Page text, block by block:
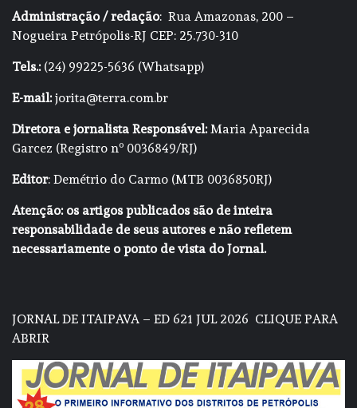
Administração / redação: Rua Amazonas, 200 –
Nogueira Petrópolis-RJ CEP: 25.730-310
Tels.:(24) 99225-5636 (Whatsapp)
E-mail:jorita@terra.com.br
Diretora e jornalista Responsável:Maria Aparecida
Garcez (Registro nº 0036849/RJ)
Editor: Demétrio do Carmo (MTB 0036850RJ)
Atenção: os artigos publicados são de inteira
responsabilidade de seus autores e não refletem
necessariamente o ponto de vista do Jornal.
JORNAL DE ITAIPAVA – ED 621 JUL 2026 CLIQUE PARA
ABRIR